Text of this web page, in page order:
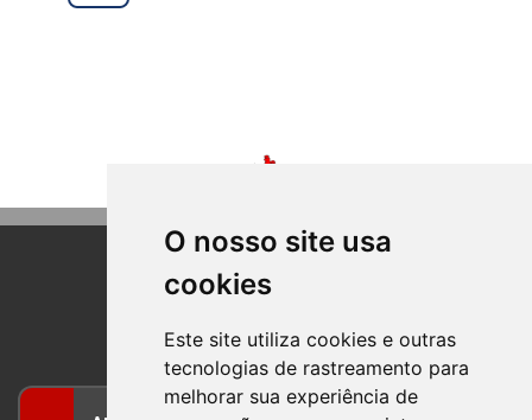
O nosso site usa
cookies
Este site utiliza cookies e outras
tecnologias de rastreamento para
melhorar sua experiência de
BOM PRINCIPIO
RIO GRANDE DO SUL